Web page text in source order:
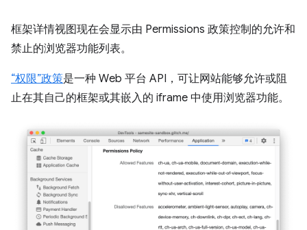
框架详情视图现在会显示由 Permissions 政策控制的允许和
禁止的浏览器功能列表。
“权限”政策是一种 Web 平台 API，可让网站能够允许或阻
止在其自己的框架或其嵌入的 iframe 中使用浏览器功能。